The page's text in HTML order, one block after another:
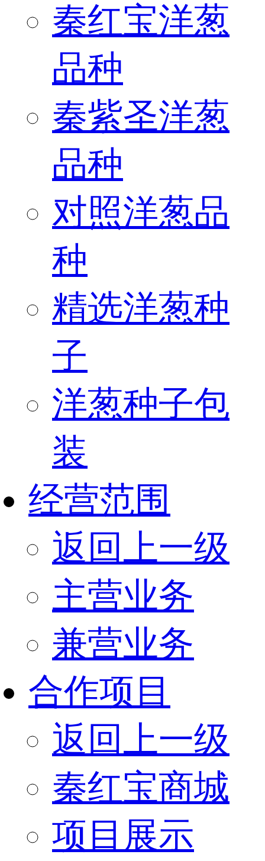
秦红宝洋葱
品种
秦紫圣洋葱
品种
对照洋葱品
种
精选洋葱种
子
洋葱种子包
装
经营范围
返回上一级
主营业务
兼营业务
合作项目
返回上一级
秦红宝商城
项目展示